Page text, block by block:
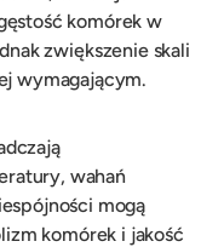
komórek w
zwiększenie skali
wymagającym.
wahań
mogą
komórek i jakość